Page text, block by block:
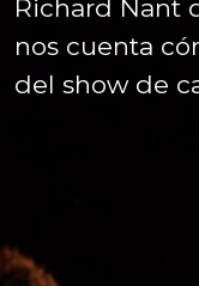
Richard Nant
nos cuenta
del show de